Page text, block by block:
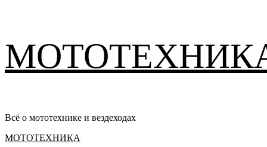
содержимому
Всё о мототехнике и вездеходах
Основное
МОТОТЕХНИКА